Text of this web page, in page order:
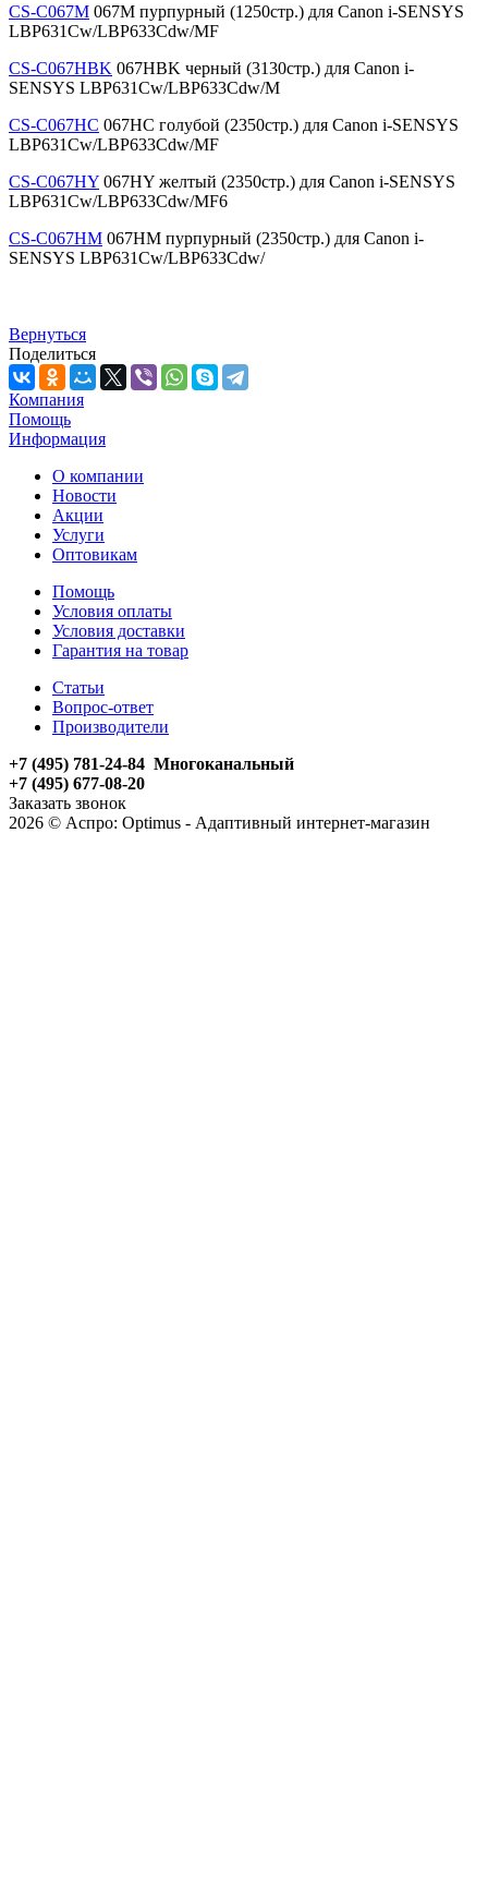
CS-C067M 067M пурпурный (1250стр.) для Canon i-SENSYS
LBP631Cw/LBP633Cdw/MF
CS-C067HBK 067HBK черный (3130стр.) для Canon i-
SENSYS LBP631Cw/LBP633Cdw/M
CS-C067HC 067HC голубой (2350стр.) для Canon i-SENSYS
LBP631Cw/LBP633Cdw/MF
CS-C067HY 067HY желтый (2350стр.) для Canon i-SENSYS
LBP631Cw/LBP633Cdw/MF6
CS-C067HM 067HM пурпурный (2350стр.) для Canon i-
SENSYS LBP631Cw/LBP633Cdw/
Вернуться
Поделиться
Компания
Помощь
Информация
О компании
Новости
Акции
Услуги
Оптовикам
Помощь
Условия оплаты
Условия доставки
Гарантия на товар
Статьи
Вопрос-ответ
Производители
+7 (495) 781-24-84 Многоканальный
+7 (495) 677-08-20
Заказать звонок
2026 © Аспро: Optimus - Адаптивный интернет-магазин